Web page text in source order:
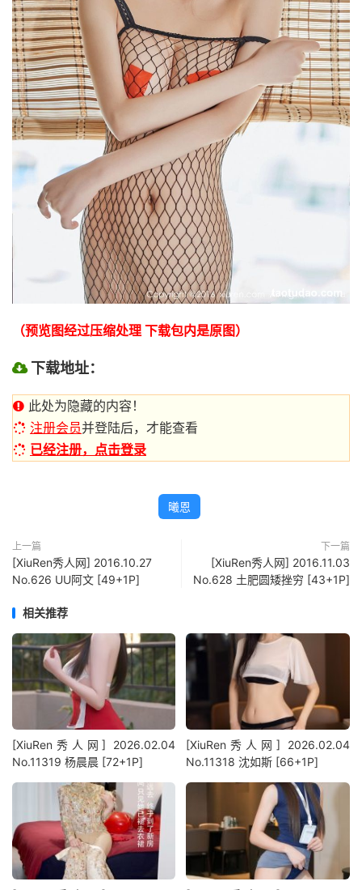
（预览图经过压缩处理 下载包内是原图）
下载地址：
此处为隐藏的内容！
注册会员并登陆后，才能查看
已经注册，点击登录
曦恩
上一篇
[XiuRen秀人网] 2016.10.27
No.626 UU阿文 [49+1P]
下一篇
[XiuRen秀人网] 2016.11.03
No.628 土肥圆矮挫穷 [43+1P]
相关推荐
[XiuRen秀人网] 2026.02.04
No.11319 杨晨晨 [72+1P]
[XiuRen秀人网] 2026.02.04
No.11318 沈如斯 [66+1P]